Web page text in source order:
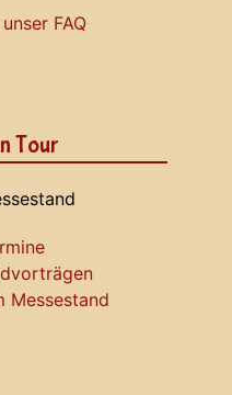
FAQ
Tour
Messestand